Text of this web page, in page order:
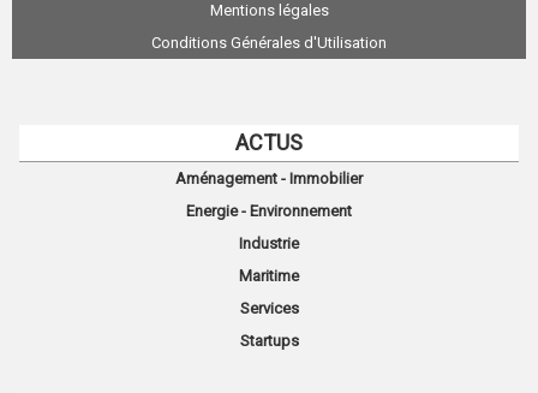
Mentions légales
Conditions Générales d'Utilisation
ACTUS
Aménagement - Immobilier
Energie - Environnement
Industrie
Maritime
Services
Startups